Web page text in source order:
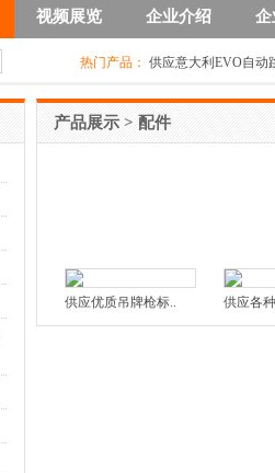
视频展览 企业介绍 企
热门产品： 供应意大利EVO自动
产品展示 > 配件
供应优质吊牌枪标.. 供应各